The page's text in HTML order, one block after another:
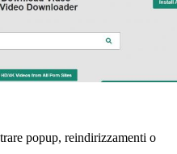
popup, reindirizzamenti o